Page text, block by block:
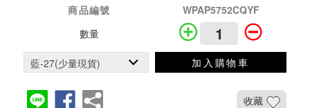
商品編號
WPAP5752CQYF
數量
加入購物車
收藏